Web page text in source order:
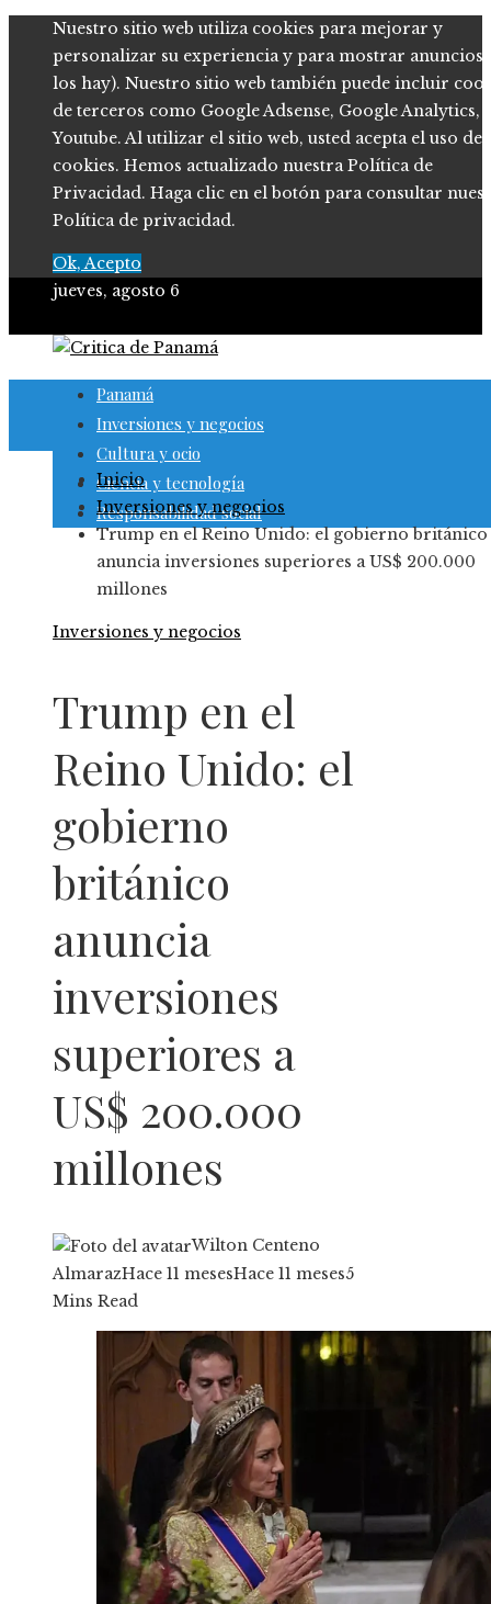
Nuestro sitio web utiliza cookies para mejorar y
personalizar su experiencia y para mostrar anuncios
los hay). Nuestro sitio web también puede incluir
de terceros como Google Adsense, Google Analytics,
Youtube. Al utilizar el sitio web, usted acepta el uso de
cookies. Hemos actualizado nuestra Política de
Privacidad. Haga clic en el botón para consultar
Política de privacidad.
Ok, Acepto
jueves, agosto 6
Panamá
Inversiones y negocios
Cultura y ocio
Ciencia y tecnología
Responsabilidad social
Inicio
Inversiones y negocios
Trump en el Reino Unido: el gobierno británico
anuncia inversiones superiores a US$ 200.000
millones
Inversiones y negocios
Trump en el
Reino Unido: el
gobierno
británico
anuncia
inversiones
superiores a
US$ 200.000
millones
Wilton Centeno
AlmarazHace 11 mesesHace 11 meses5
Mins Read